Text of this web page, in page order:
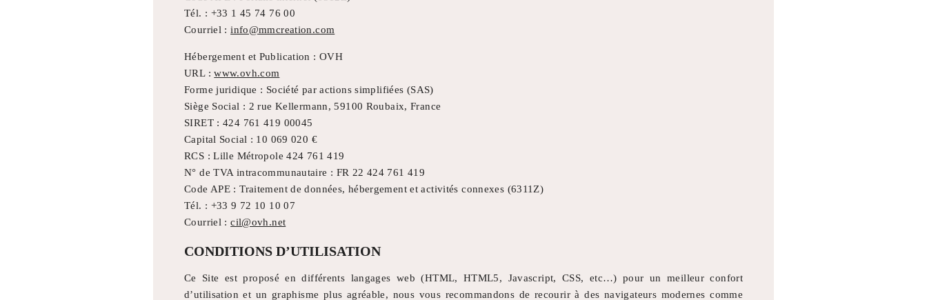
Tél. : +33 1 45 74 76 00
Courriel :info@mmcreation.com
Hébergement et Publication : OVH
URL :www.ovh.com
Forme juridique : Société par actions simplifiées (SAS)
Siège Social : 2 rue Kellermann, 59100 Roubaix, France
SIRET : 424 761 419 00045
Capital Social : 10 069 020 €
RCS : Lille Métropole 424 761 419
N° de TVA intracommunautaire : FR 22 424 761 419
Code APE : Traitement de données, hébergement et activités connexes (6311Z)
Tél. : +33 9 72 10 10 07
Courriel :cil@ovh.net
CONDITIONS D’UTILISATION
Ce Site est proposé en différents langages web (HTML, HTML5, Javascript, CSS, etc…) pour un meilleur confort
d’utilisation et un graphisme plus agréable, nous vous recommandons de recourir à des navigateurs modernes comme